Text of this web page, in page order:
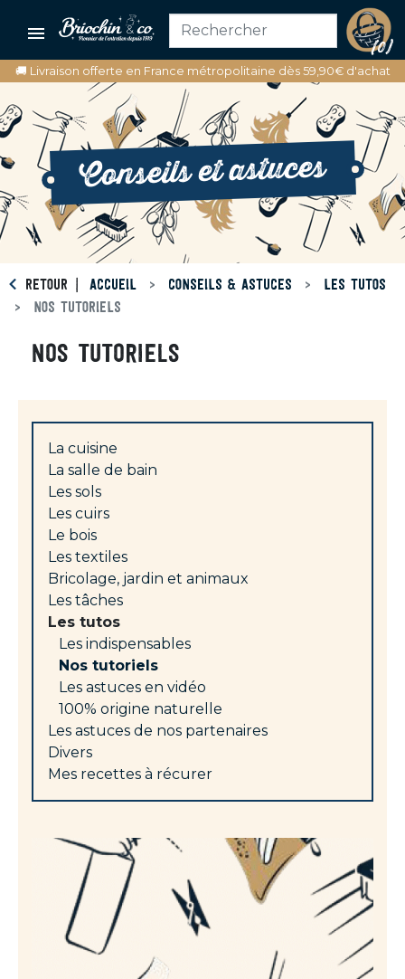

(0)
🚚 Livraison offerte en France métropolitaine dès 59,90€ d'achat
Conseils et astuces
RETOUR ACCUEIL CONSEILS & ASTUCES
LES TUTOS
NOS TUTORIELS
NOS TUTORIELS
La cuisine
La salle de bain
Les sols
Les cuirs
Le bois
Les textiles
Bricolage, jardin et animaux
Les tâches
Les tutos
Les indispensables
Nos tutoriels
Les astuces en vidéo
100% origine naturelle
Les astuces de nos partenaires
Divers
Mes recettes à récurer